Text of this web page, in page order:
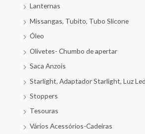
Lanternas
Missangas, Tubito, Tubo Slicone
Óleo
Olivetes- Chumbo de apertar
Saca Anzois
Starlight, Adaptador Starlight, Luz
Stoppers
Tesouras
Vários Acessórios-Cadeiras